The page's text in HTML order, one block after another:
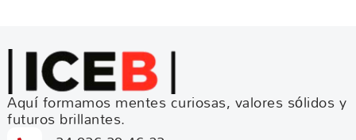
Aquí formamos mentes curiosas, valores sólidos y
futuros brillantes.